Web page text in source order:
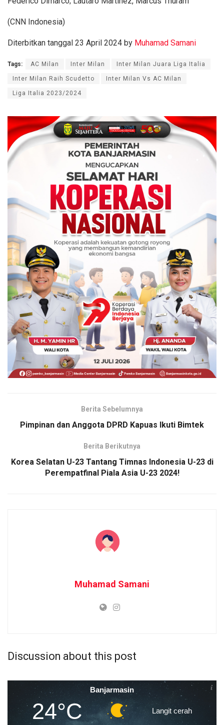
(CNN Indonesia)
Diterbitkan tanggal 23 April 2024 by Muhamad Samani
Tags: AC Milan Inter Milan Inter Milan Juara Liga Italia
Inter Milan Raih Scudetto Inter Milan Vs AC Milan
Liga Italia 2023/2024
Berita Sebelumnya
Pimpinan dan Anggota DPRD Kapuas Ikuti Bimtek
Berita Berikutnya
Korea Selatan U-23 Tantang Timnas Indonesia U-23 di
Perempatfinal Piala Asia U-23 2024!
Muhamad Samani
Discussion about this post
Banjarmasin
24°C Langit cerah